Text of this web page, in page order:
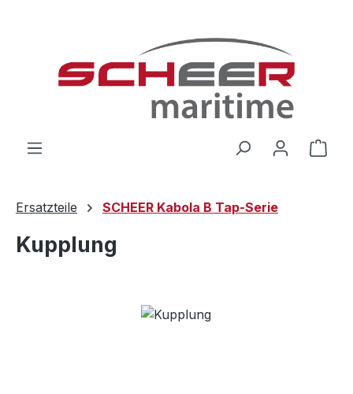
Ersatzteile SCHEER Kabola B Tap-Serie
Kupplung
Bildergalerie überspringen